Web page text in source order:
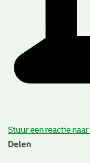
Stuur een reactie
Delen